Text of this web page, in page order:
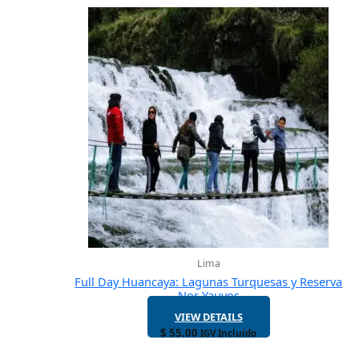
Lima
Full Day Huancaya: Lagunas Turquesas y Reserva
Nor Yauyos
VIEW DETAILS
$ 55.00 IGV Incluido